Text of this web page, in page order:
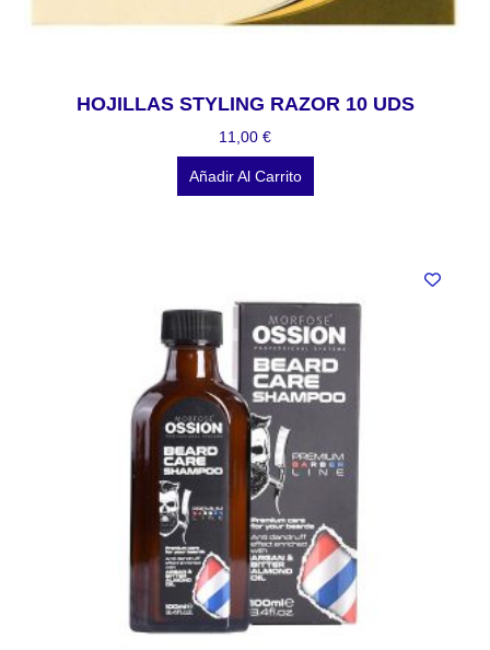
HOJILLAS STYLING RAZOR 10 UDS
11,00 €
Añadir Al Carrito